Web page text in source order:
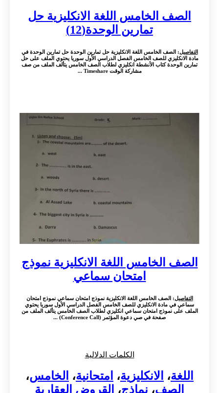
الصف الخامس اللغة الانكليزية حل
تمارين الوحدة(12)
التفاصيل: الصف الخامس اللغة الانكليزية حل تمارين الوحدة حل تمارين الوحدة في
مادة الانكليزي للصف الخامس الفصل الدراسي الأول سوريا يحتوي الملف على حل
تمارين الوحدة كتاب الأنشطة انكليزي لطلاب الصف الخامس يتألف الملف من صف
مشاركة الوقت Timeshare ...
الصف الخامس اللغة الانكليزية نموذج
امتحان سماعي
التفاصيل: الصف الخامس اللغة الانكليزية نموذج امتحان سماعي نموذج امتحان
سماعي في مادة الانكليزي للصف الخامس الفصل الدراسي الأول سوريا يحتوي
الملف على نموذج امتحان سماعي انكليزي لطلاب الصف الخامس يتألف الملف من
صفحة في صي دعوة المؤتمر (Conference Call) ...
الكلمات الدلالية
اللغة، الانكليزية، امتحانية، الخامس،
الصف، نماذج، القروض العقارية